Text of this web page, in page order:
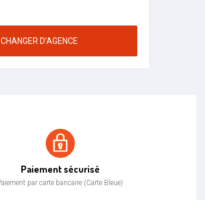
CHANGER D’AGENCE
Paiement sécurisé
par carte bancaire (Carte Bleue)